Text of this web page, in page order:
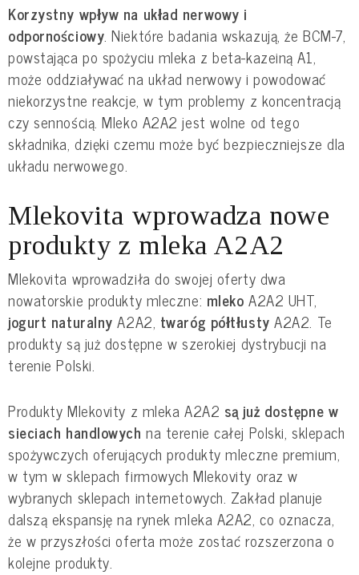
Korzystny wpływ na układ nerwowy i
odpornościowy. Niektóre badania wskazują, że BCM-7,
powstająca po spożyciu mleka z beta-kazeiną A1,
może oddziaływać na układ nerwowy i powodować
niekorzystne reakcje, w tym problemy z koncentracją
czy sennością. Mleko A2A2 jest wolne od tego
składnika, dzięki czemu może być bezpieczniejsze dla
układu nerwowego.
Mlekovita wprowadza nowe
produkty z mleka A2A2
Mlekovita wprowadziła do swojej oferty dwa
nowatorskie produkty mleczne: mleko A2A2 UHT,
jogurt naturalny A2A2, twaróg półtłusty A2A2. Te
produkty są już dostępne w szerokiej dystrybucji na
terenie Polski.
Produkty Mlekovity z mleka A2A2 są już dostępne w
sieciach handlowych na terenie całej Polski, sklepach
spożywczych oferujących produkty mleczne premium,
w tym w sklepach firmowych Mlekovity oraz w
wybranych sklepach internetowych. Zakład planuje
dalszą ekspansję na rynek mleka A2A2, co oznacza,
że w przyszłości oferta może zostać rozszerzona o
kolejne produkty.